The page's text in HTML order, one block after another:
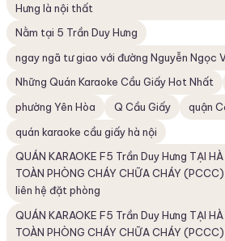
Hưng là nội thất
Nằm tại 5 Trần Duy Hưng
ngay ngã tư giao với đường Nguyễn Ngọc
Những Quán Karaoke Cầu Giấy Hot Nhất
phường Yên Hòa
Q Cầu Giấy
quận
quán karaoke cầu giấy hà nội
QUÁN KARAOKE F5 Trần Duy Hưng TẠI
TOÀN PHÒNG CHÁY CHỮA CHÁY
liên hệ đặt phòng
QUÁN KARAOKE F5 Trần Duy Hưng TẠI
TOÀN PHÒNG CHÁY CHỮA CHÁY